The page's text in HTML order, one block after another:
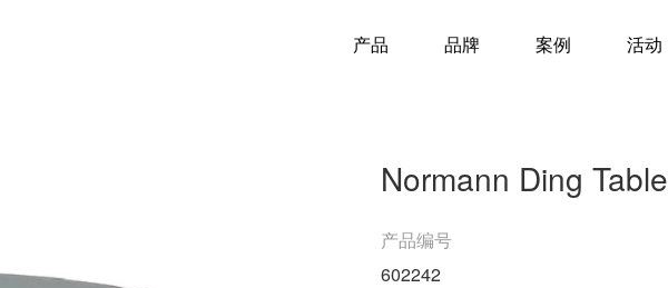
产品 品牌 案例 活动
Normann Ding Table
产品编号
602242